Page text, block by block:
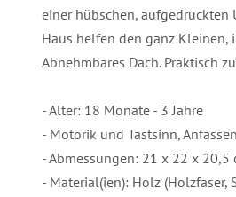
einer hübschen, aufgedruckten
Haus helfen den ganz Kleinen,
Abnehmbares Dach. Praktisch
- Alter: 18 Monate - 3 Jahre
- Motorik und Tastsinn,
- Abmessungen: 21 x 22 x 20,5
- Material(ien): Holz (Holzfaser,